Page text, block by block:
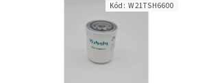
Kód: W21TSH6600